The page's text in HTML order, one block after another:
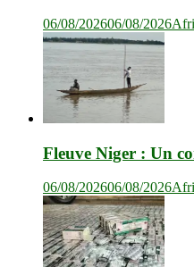
06/08/202606/08/2026
Fleuve Niger : Un
06/08/202606/08/2026